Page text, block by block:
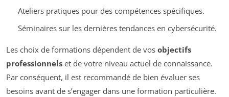
Ateliers pratiques pour des compétences spécifiques.
Séminaires sur les dernières tendances en cybersécurité.
Les choix de formations dépendent de vos objectifs
professionnels et de votre niveau actuel de connaissance.
Par conséquent, il est recommandé de bien évaluer ses
besoins avant de s’engager dans une formation particulière.